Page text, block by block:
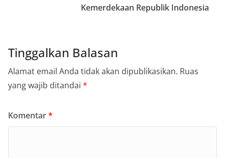
Kemerdekaan Republik Indonesia
Tinggalkan Balasan
Alamat email Anda tidak akan dipublikasikan. Ruas
yang wajib ditandai *
Komentar*